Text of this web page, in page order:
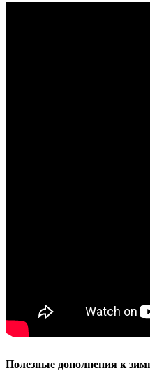
Полезные дополнения к